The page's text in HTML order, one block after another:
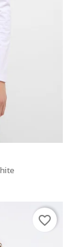
favorite_border